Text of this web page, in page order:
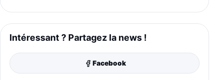
Intéressant ? Partagez la news !
Facebook